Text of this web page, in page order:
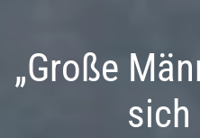
„Große